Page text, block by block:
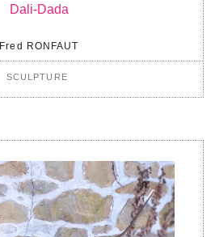
Dali-Dada
Fred RONFAUT
SCULPTURE